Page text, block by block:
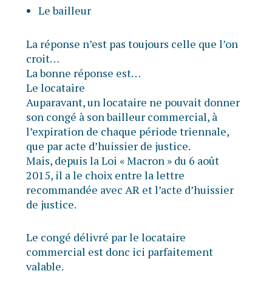
Le bailleur
La réponse n’est pas toujours celle que l’on
croit…
La bonne réponse est…
Le locataire
Auparavant, un locataire ne pouvait donner
son congé à son bailleur commercial, à
l’expiration de chaque période triennale,
que par acte d’huissier de justice.
Mais, depuis la Loi « Macron » du 6 août
2015, il a le choix entre la lettre
recommandée avec AR et l’acte d’huissier
de justice.
Le congé délivré par le locataire
commercial est donc ici parfaitement
valable.